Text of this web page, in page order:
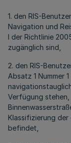
1. den RIS-
Navigation und
I der Richtlinie
zugänglich sind,
2. den RIS-
Absatz 1 Nummer
Verfügung
Klassifizierung der
befindet,